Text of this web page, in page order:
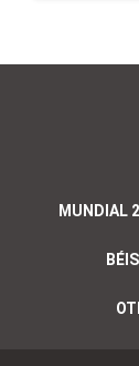
MUNDIAL